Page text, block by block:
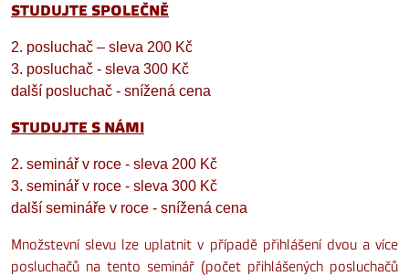
STUDUJTE SPOLEČNĚ
2. posluchač – sleva 200 Kč
3. posluchač - sleva 300 Kč
další posluchač - snížená cena
STUDUJTE S NÁMI
2. seminář v roce - sleva 200 Kč
3. seminář v roce - sleva 300 Kč
další semináře v roce - snížená cena
Množstevní slevu lze uplatnit v případě přihlášení dvou a více
posluchačů na tento seminář (počet přihlášených posluchačů